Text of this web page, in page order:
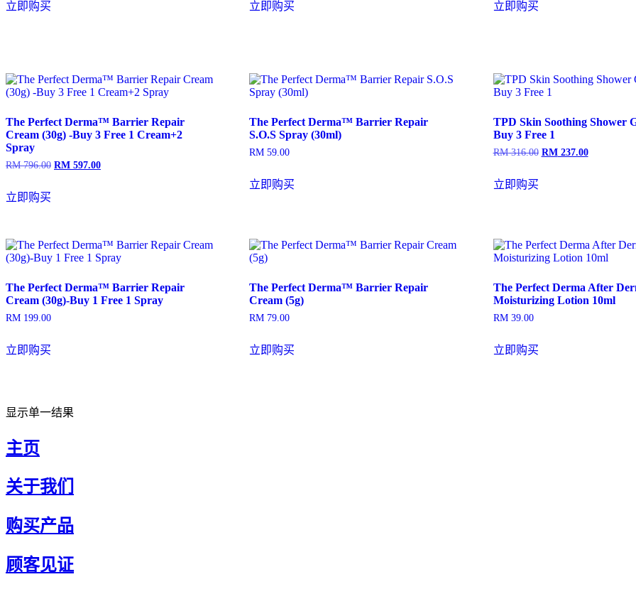
立即购买 立即购买 立即购买
The Perfect Derma™ Barrier Repair
Cream (30g) -Buy 3 Free 1 Cream+2
Spray
RM796.00 原
RM 597.00当
RM 597.00。
立即购买
The Perfect Derma™ Barrier Repair
S.O.S Spray (30ml)
RM 59.00
立即购买
TPD Skin Soothing Shower
Buy 3 Free 1
RM316.00 原
RM237.00当
立即购买
The Perfect Derma™ Barrier Repair
Cream (30g)-Buy 1 Free 1 Spray
RM 199.00
立即购买
The Perfect Derma™ Barrier Repair
Cream (5g)
RM 79.00
立即购买
The Perfect Derma After
Moisturizing Lotion 10ml
RM39.00
立即购买
显示单一结果
主页
关于我们
购买产品
顾客见证